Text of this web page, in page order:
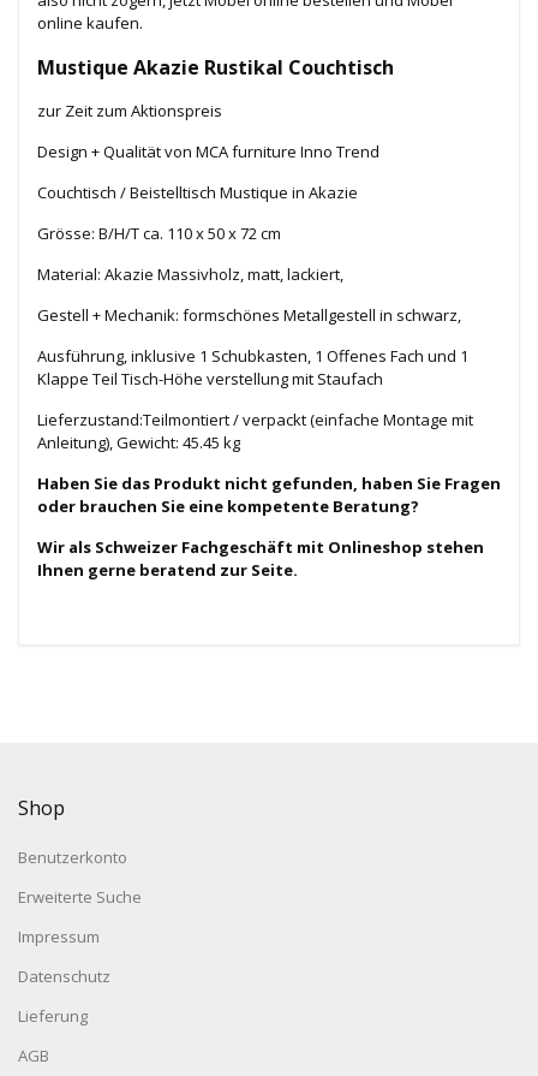
online kaufen.
Mustique Akazie Rustikal Couchtisch
zur Zeit zum Aktionspreis
Design + Qualität von MCA furniture Inno Trend
Couchtisch / Beistelltisch Mustique in Akazie
Grösse: B/H/T ca. 110 x 50 x 72 cm
Material: Akazie Massivholz, matt, lackiert,
Gestell + Mechanik: formschönes Metallgestell in schwarz,
Ausführung, inklusive 1 Schubkasten, 1 Offenes Fach und 1
Klappe Teil Tisch-Höhe verstellung mit Staufach
Lieferzustand:Teilmontiert / verpackt (einfache Montage mit
Anleitung),Gewicht: 45.45 kg
Haben Sie das Produkt nicht gefunden, haben Sie Fragen
oder brauchen Sie eine kompetente Beratung?
Wir als Schweizer Fachgeschäft mit Onlineshop stehen
Ihnen gerne beratend zur Seite.
Shop
Benutzerkonto
Erweiterte Suche
Impressum
Datenschutz
Lieferung
AGB